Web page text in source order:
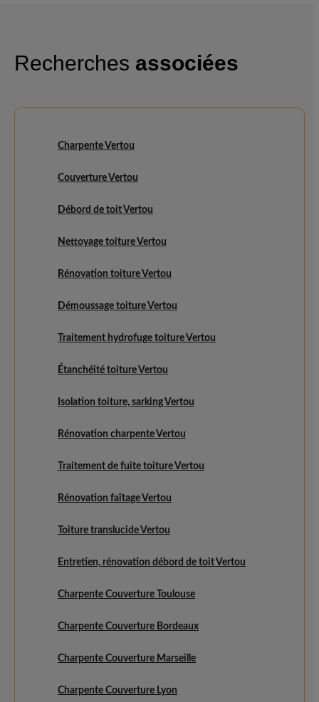
Recherches associées
Charpente Vertou
Couverture Vertou
Débord de toit Vertou
Nettoyage toiture Vertou
Rénovation toiture Vertou
Démoussage toiture Vertou
Traitement hydrofuge toiture Vertou
Étanchéité toiture Vertou
Isolation toiture, sarking Vertou
Rénovation charpente Vertou
Traitement de fuite toiture Vertou
Rénovation faîtage Vertou
Toiture translucide Vertou
Entretien, rénovation débord de toit Vertou
Charpente Couverture Toulouse
Charpente Couverture Bordeaux
Charpente Couverture Marseille
Charpente Couverture Lyon